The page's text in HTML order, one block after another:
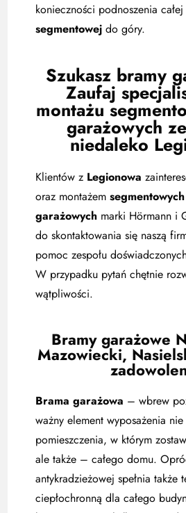
konieczności podnoszenia całej
segmentowej do góry.
Szukasz bramy
Zaufaj
montażu
garażowych
niedaleko
Klientów z Legionowa
oraz montażem
garażowych marki Hörmann i
do skontaktowania się naszą
pomoc zespołu
W przypadku pytań chętnie
wątpliwości.
Bramy garażowe
Mazowiecki,
Brama garażowa – wbrew
ważny element wyposażenia
pomieszczenia, w którym
ale także – całego domu.
antykradzieżowej spełnia także
ciepłochronną dla całego